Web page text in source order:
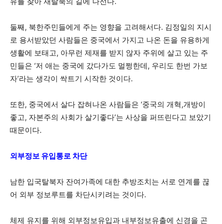
둘째, 북한주민들에게 주는 영향을 고려해서다. 김정일의 지시
로 용서받았던 사람들은 중국에서 가지고 나온 돈을 유용하게
생활에 보태고, 아무런 제재를 받지 않자 주위에 살고 있는 주
민들은 ‘저 애는 중국에 갔다가도 멀쩡한데, 우리도 한번 가보
자’라는 생각이 싹트기 시작한 것이다.
또한, 중국에서 살다 잡혀나온 사람들은 ‘중국의 개혁,개방이
좋고, 자본주의 사회가 살기좋다’는 사상을 퍼뜨린다고 보았기
때문이다.
외부정보 유입통로 차단
남한 입국탈북자 잔여가족에 대한 추방조치는 서로 연계를 끊
어 외부 정보루트를 차단시키려는 것이다.
체제 유지를 위해 외부정보유입과 내부정보유출에 신경을 곤